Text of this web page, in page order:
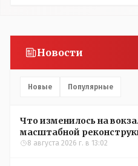
Новости
Новые Популярные
Что изменилось на
масштабной
8 августа 2026 г. в 13:02